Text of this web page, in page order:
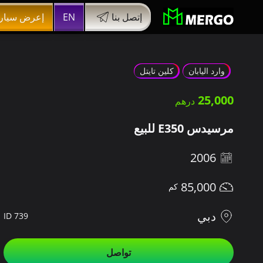
إعرض EN إتصل بنا
وارد اليابان كلين تايتل
25,000
مرسيدس E350 للبيع
2006
85,000
دبي
ID 739
تواصل